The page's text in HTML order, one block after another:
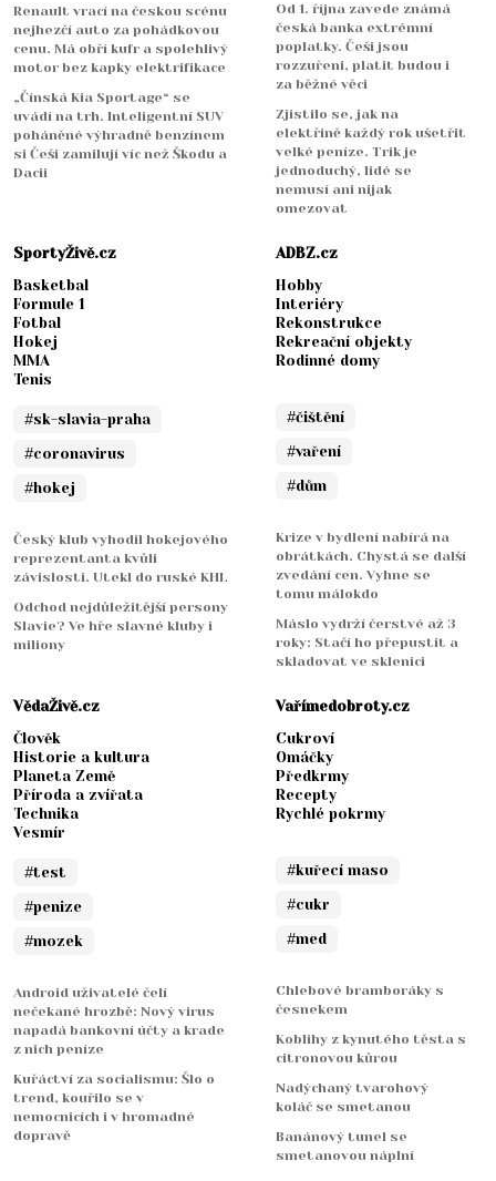
Renault vrací na českou scénu
nejhezčí auto za pohádkovou
cenu. Má obří kufr a spolehlivý
motor bez kapky elektrifikace
„Čínská Kia Sportage“ se
uvádí na trh. Inteligentní SUV
poháněné výhradně benzínem
si Češi zamilují víc než Škodu a
Dacii
Od 1. října zavede známá
česká banka extrémní
poplatky. Češi jsou
rozzuřeni, platit budou i
za běžné věci
Zjistilo se, jak na
elektřině každý rok ušetřit
velké peníze. Trik je
jednoduchý, lidé se
nemusí ani nijak
omezovat
SportyŽivě.cz
Basketbal
Formule 1
Fotbal
Hokej
MMA
Tenis
#sk-slavia-praha
#coronavirus
#hokej
Český klub vyhodil hokejového
reprezentanta kvůli
závislosti. Utekl do ruské KHL
Odchod nejdůležitější persony
Slavie? Ve hře slavné kluby i
miliony
ADBZ.cz
Hobby
Interiéry
Rekonstrukce
Rekreační objekty
Rodinné domy
#čištění
#vaření
#dům
Krize v bydlení nabírá na
obrátkách. Chystá se další
zvedání cen. Vyhne se
tomu málokdo
Máslo vydrží čerstvé až 3
roky: Stačí ho přepustit a
skladovat ve sklenici
VědaŽivě.cz
Člověk
Historie a kultura
Planeta Země
Příroda a zvířata
Technika
Vesmír
#test
#penize
#mozek
Android uživatelé čelí
nečekané hrozbě: Nový virus
napadá bankovní účty a krade
z nich peníze
Kuřáctví za socialismu: Šlo o
trend, kouřilo se v
nemocnicích i v hromadné
dopravě
Vařímedobroty.cz
Cukroví
Omáčky
Předkrmy
Recepty
Rychlé pokrmy
#kuřecí maso
#cukr
#med
Chlebové bramboráky s
česnekem
Koblihy z kynutého těsta s
citronovou kůrou
Nadýchaný tvarohový
koláč se smetanou
Banánový tunel se
smetanovou náplní